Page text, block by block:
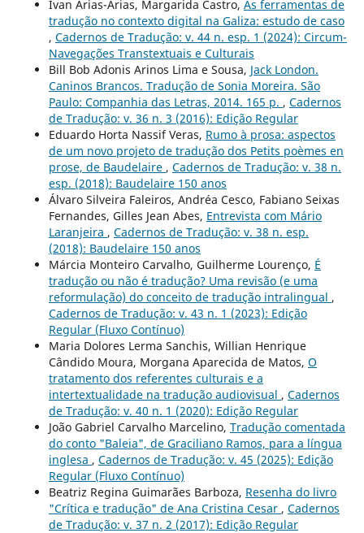
Ivan Arias-Arias, Margarida Castro, As ferramentas de
tradução no contexto digital na Galiza: estudo de caso
, Cadernos de Tradução: v. 44 n. esp. 1 (2024): Circum-
Navegações Transtextuais e Culturais
Bill Bob Adonis Arinos Lima e Sousa, Jack London.
Caninos Brancos. Tradução de Sonia Moreira. São
Paulo: Companhia das Letras, 2014. 165 p. , Cadernos
de Tradução: v. 36 n. 3 (2016): Edição Regular
Eduardo Horta Nassif Veras, Rumo à prosa: aspectos
de um novo projeto de tradução dos Petits poèmes en
prose, de Baudelaire , Cadernos de Tradução: v. 38 n.
esp. (2018): Baudelaire 150 anos
Álvaro Silveira Faleiros, Andréa Cesco, Fabiano Seixas
Fernandes, Gilles Jean Abes, Entrevista com Mário
Laranjeira , Cadernos de Tradução: v. 38 n. esp.
(2018): Baudelaire 150 anos
Márcia Monteiro Carvalho, Guilherme Lourenço, É
tradução ou não é tradução? Uma revisão (e uma
reformulação) do conceito de tradução intralingual ,
Cadernos de Tradução: v. 43 n. 1 (2023): Edição
Regular (Fluxo Contínuo)
Maria Dolores Lerma Sanchis, Willian Henrique
Cândido Moura, Morgana Aparecida de Matos, O
tratamento dos referentes culturais e a
intertextualidade na tradução audiovisual , Cadernos
de Tradução: v. 40 n. 1 (2020): Edição Regular
João Gabriel Carvalho Marcelino, Tradução comentada
do conto "Baleia", de Graciliano Ramos, para a língua
inglesa , Cadernos de Tradução: v. 45 (2025): Edição
Regular (Fluxo Contínuo)
Beatriz Regina Guimarães Barboza, Resenha do livro
"Crítica e tradução" de Ana Cristina Cesar , Cadernos
de Tradução: v. 37 n. 2 (2017): Edição Regular